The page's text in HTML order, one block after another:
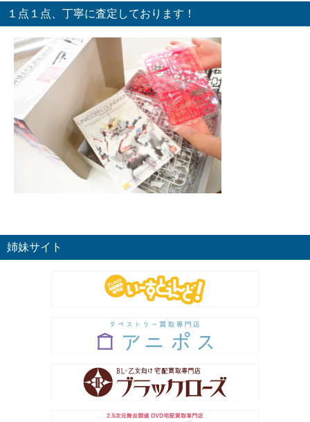
１点１点、丁寧に査定しております！
姉妹サイト